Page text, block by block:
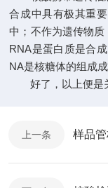
合成中具有极其重
中；不作为遗传物
RNA是蛋白质是合
NA是核糖体的组成
好了，以上便是关
上一条